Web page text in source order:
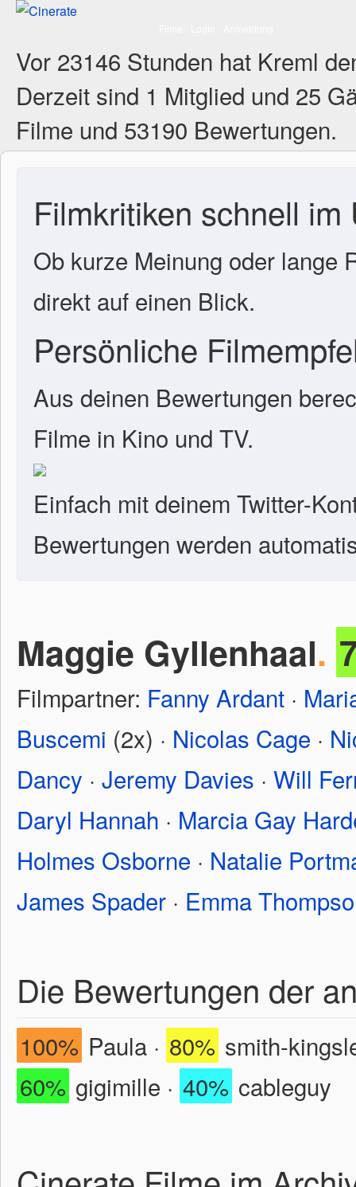
Vor 23146 Stunden hat Kreml
Derzeit sind 1 Mitglied und 25
Filme und 53190 Bewertungen.
Filmkritiken schnell im
Ob kurze Meinung oder lange
direkt auf einen Blick.
Persönliche
Aus deinen Bewertungen
Filme in Kino und TV.
Einfach mit deinem Twitter-
Bewertungen werden
Maggie Gyllenhaal.
Filmpartner: Fanny Ardant ·
Buscemi (2x) · Nicolas Cage ·
Dancy · Jeremy Davies · Will
Daryl Hannah · Marcia Gay
Holmes Osborne · Natalie
James Spader · Emma
Die Bewertungen der
100% Paula · 80% smith-
60% gigimille · 40% cableguy